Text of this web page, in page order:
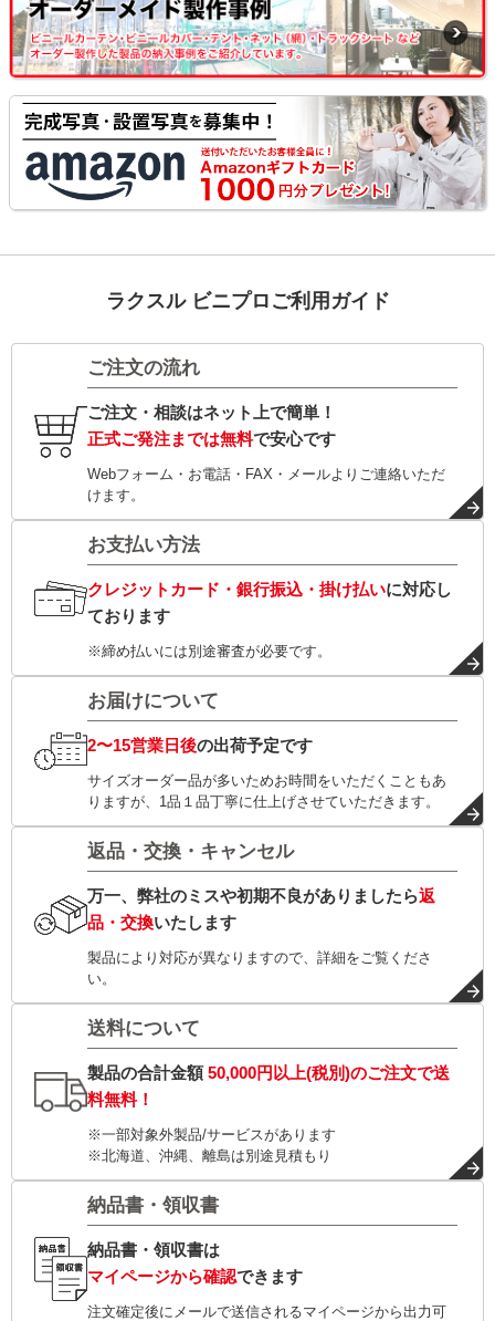
ラクスル ビニプロご利用ガイド
ご注文の流れ
ご注文・相談はネット上で簡単！
正式ご発注までは無料で安心です
Webフォーム・お電話・FAX・メールよりご連絡いただ
けます。
お支払い方法
クレジットカード・銀行振込・掛け払いに対応し
ております
※締め払いには別途審査が必要です。
お届けについて
2〜15営業日後の出荷予定です
サイズオーダー品が多いためお時間をいただくこともあ
りますが、1品１品丁寧に仕上げさせていただきます。
返品・交換・キャンセル
万一、弊社のミスや初期不良がありましたら返
品・交換いたします
製品により対応が異なりますので、詳細をご覧くださ
い。
送料について
製品の合計金額50,000円以上(税別)のご注文で送
料無料！
※一部対象外製品/サービスがあります
※北海道、沖縄、離島は別途見積もり
納品書・領収書
納品書・領収書は
マイページから確認できます
注文確定後にメールで送信されるマイページから出力可